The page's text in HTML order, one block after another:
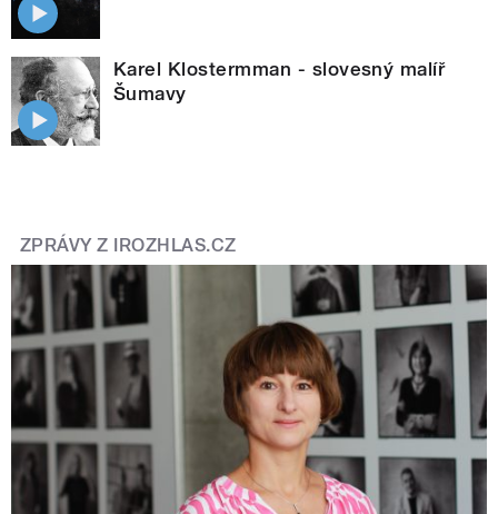
Karel Klostermman - slovesný malíř
Šumavy
ZPRÁVY Z IROZHLAS.CZ